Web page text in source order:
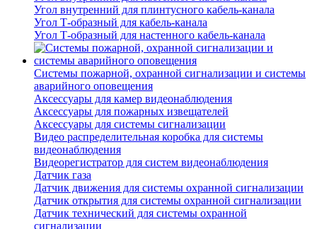
Угол внутренний для плинтусного кабель-канала
Угол Т-образный для кабель-канала
Угол Т-образный для настенного кабель-канала
Системы пожарной, охранной сигнализации и системы
аварийного оповещения
Аксессуары для камер видеонаблюдения
Аксессуары для пожарных извещателей
Аксессуары для системы сигнализации
Видео распределительная коробка для системы
видеонаблюдения
Видеорегистратор для систем видеонаблюдения
Датчик газа
Датчик движения для системы охранной сигнализации
Датчик открытия для системы охранной сигнализации
Датчик технический для системы охранной
сигнализации